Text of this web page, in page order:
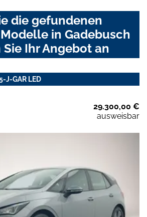
die gefundenen
in Gadebusch
Ihr Angebot an
J-GAR LED
29.300,00 €
ausweisbar